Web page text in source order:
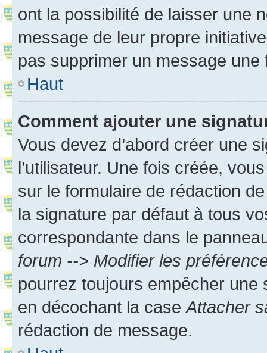
ont la possibilité de laisser une
message de leur propre
pas supprimer un message une
Haut
Comment ajouter une
Vous devez d’abord créer une
l’utilisateur. Une fois créée,
sur le formulaire de rédaction
la signature par défaut à tous
correspondante dans le
forum --> Modifier les
pourrez toujours empêcher une
en décochant la case Attacher
rédaction de message.